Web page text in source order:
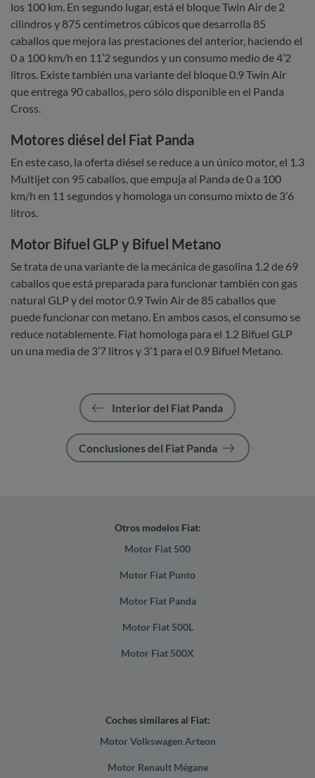
los 100 km. En segundo lugar, está el bloque Twin Air de 2
cilindros y 875 centímetros cúbicos que desarrolla 85
caballos que mejora las prestaciones del anterior, haciendo el
0 a 100 km/h en 11’2 segundos y un consumo medio de 4’2
litros. Existe también una variante del bloque 0.9 Twin Air
que entrega 90 caballos, pero sólo disponible en el Panda
Cross.
Motores diésel del Fiat Panda
En este caso, la oferta diésel se reduce a un único motor, el 1.3
Multijet con 95 caballos, que empuja al Panda de 0 a 100
km/h en 11 segundos y homologa un consumo mixto de 3’6
litros.
Motor Bifuel GLP y Bifuel Metano
Se trata de una variante de la mecánica de gasolina 1.2 de 69
caballos que está preparada para funcionar también con gas
natural GLP y del motor 0.9 Twin Air de 85 caballos que
puede funcionar con metano. En ambos casos, el consumo se
reduce notablemente. Fiat homologa para el 1.2 Bifuel GLP
un una media de 3’7 litros y 3’1 para el 0.9 Bifuel Metano.
Interior del Fiat Panda
Conclusiones del Fiat Panda
Otros modelos Fiat:
Motor Fiat 500
Motor Fiat Punto
Motor Fiat Panda
Motor Fiat 500L
Motor Fiat 500X
Coches similares al Fiat:
Motor Volkswagen Arteon
Motor Renault Mégane